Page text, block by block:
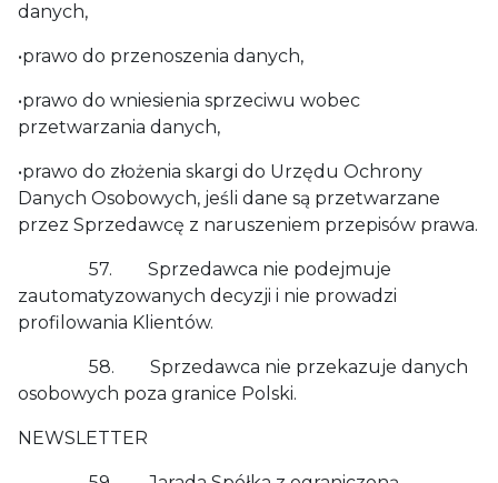
danych,
•prawo do przenoszenia danych,
•prawo do wniesienia sprzeciwu wobec
przetwarzania danych,
•prawo do złożenia skargi do Urzędu Ochrony
Danych Osobowych, jeśli dane są przetwarzane
przez Sprzedawcę z naruszeniem przepisów prawa.
57. Sprzedawca nie podejmuje
zautomatyzowanych decyzji i nie prowadzi
profilowania Klientów.
58. Sprzedawca nie przekazuje danych
osobowych poza granice Polski.
NEWSLETTER